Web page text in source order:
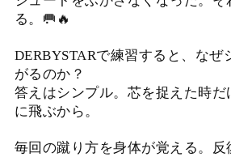
る。🥅🔥
DERBYSTARで練習すると、なぜ
がるのか？
答えはシンプル。芯を捉えた時だ
に飛ぶから。
毎回の蹴り方を身体が覚える。